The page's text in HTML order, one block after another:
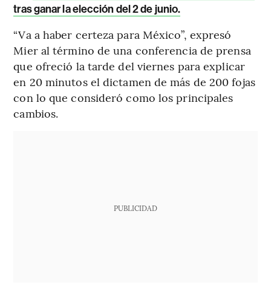
tras ganar la elección del 2 de junio.
“Va a haber certeza para México”, expresó
Mier al término de una conferencia de prensa
que ofreció la tarde del viernes para explicar
en 20 minutos el dictamen de más de 200 fojas
con lo que consideró como los principales
cambios.
PUBLICIDAD